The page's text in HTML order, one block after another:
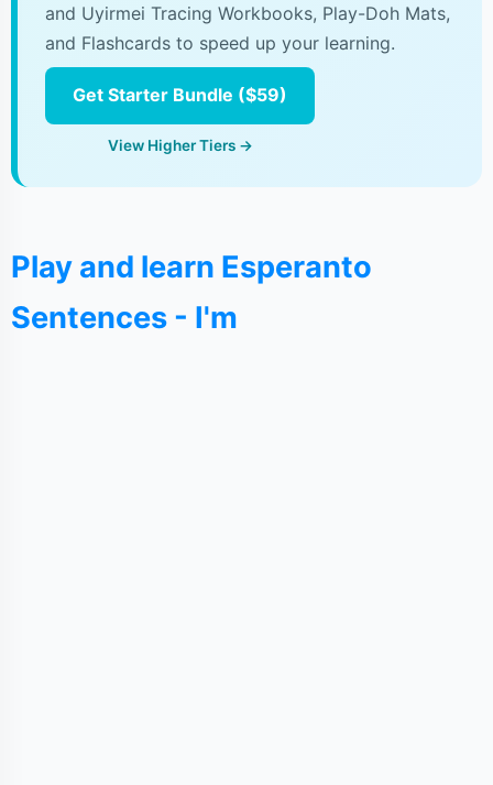
and Uyirmei Tracing Workbooks, Play-Doh Mats,
and Flashcards to speed up your learning.
Get Starter Bundle ($59)
View Higher Tiers →
Play and learn Esperanto
Sentences - I'm